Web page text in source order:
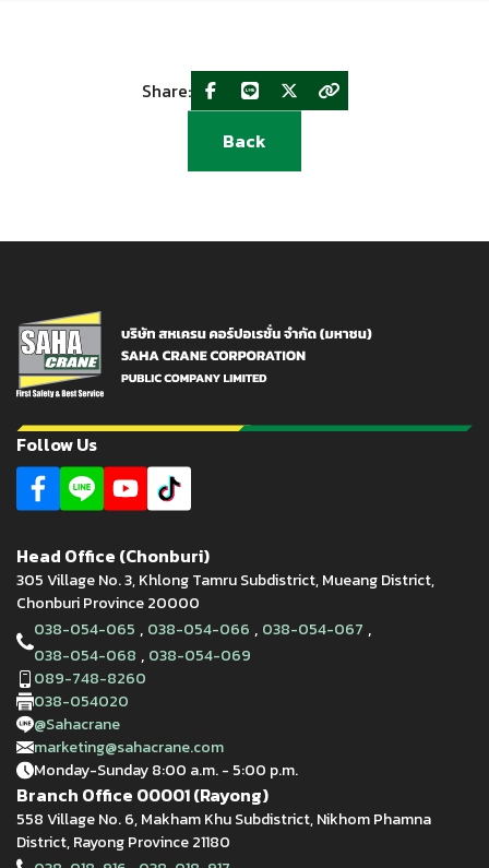
Back
Share:
Follow Us
Head Office (Chonburi)
305 Village No. 3, Khlong Tamru Subdistrict, Mueang District,
Chonburi Province 20000
038-054-065 , 038-054-066 , 038-054-067 ,
038-054-068 , 038-054-069
089-748-8260
038-054020
@Sahacrane
marketing@sahacrane.com
Monday-Sunday 8:00 a.m. - 5:00 p.m.
Branch Office 00001 (Rayong)
558 Village No. 6, Makham Khu Subdistrict, Nikhom Phamna
District, Rayong Province 21180